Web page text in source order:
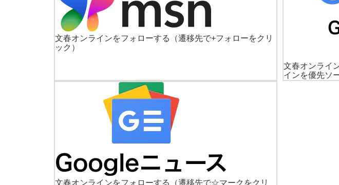
文春オンラインをフォローする
（遷移先で+フォローをクリ
ック）
文春オンライ
インを優先ソ
文春オンラインをフォローする （遷移先で☆マークをクリ